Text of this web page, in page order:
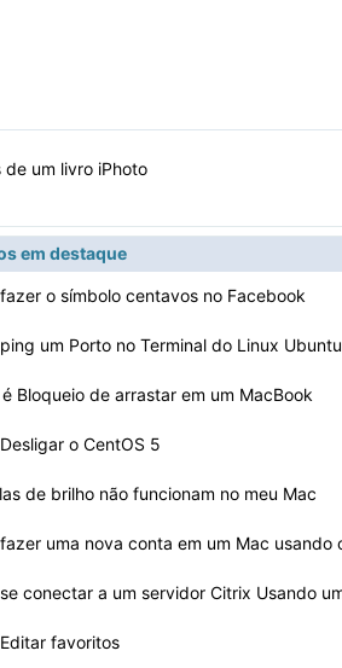
um livro iPhoto
em destaque
o símbolo centavos no Facebook
um Porto no Terminal do Linux Ubuntu
Bloqueio de arrastar em um MacBook
o CentOS 5
de brilho não funcionam no meu Mac
favoritos